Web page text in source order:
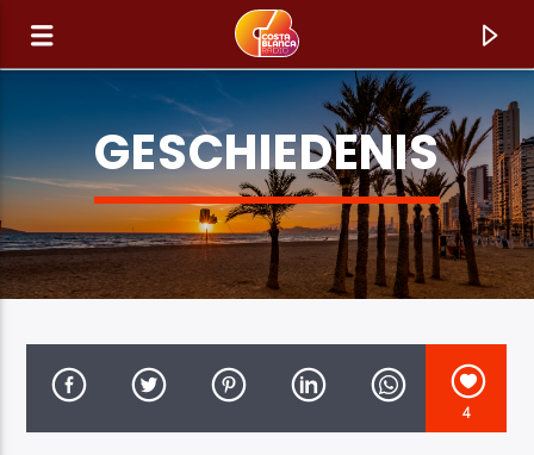
GESCHIEDENIS
4